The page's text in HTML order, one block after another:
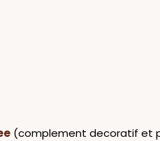
(complement decoratif et